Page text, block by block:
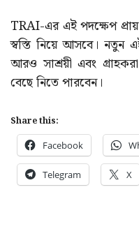
TRAI-এর এই পদক্ষেপ
স্বস্তি নিয়ে আসবে। নতুন
আরও সাশ্রয়ী এবং
বেছে নিতে পারবেন।
Share this:
Facebook
Telegram X